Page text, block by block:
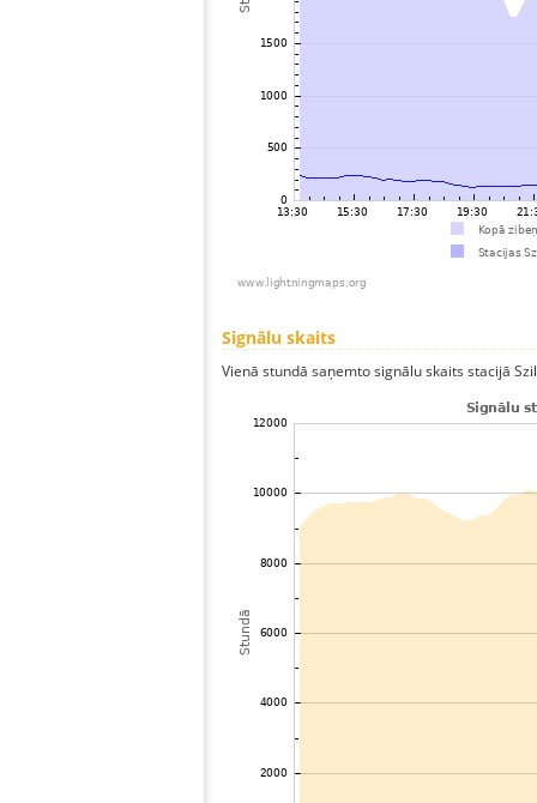
Signālu skaits
Vienā stundā saņemto signālu skaits stacijā